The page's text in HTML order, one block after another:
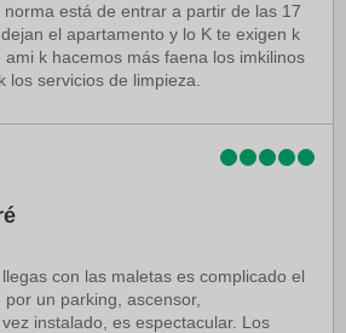
está de entrar a partir de las 17
el apartamento y lo K te exigen k
k hacemos más faena los imkilinos
los servicios de limpieza.
con las maletas es complicado el
un parking, ascensor,
instalado, es espectacular. Los